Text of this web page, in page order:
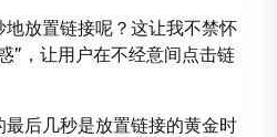
放置链接呢？这让我不禁怀
”，让用户在不经意间点击链
最后几秒是放置链接的黄金时